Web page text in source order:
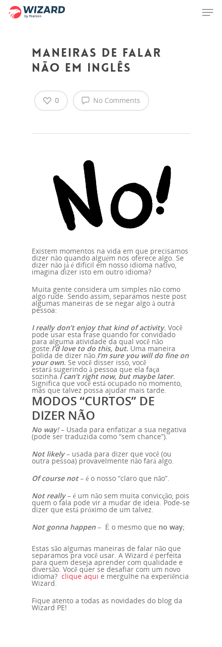
Hit enter to search or ESC to close
Maneiras de falar
não em inglês
No Comments
0
Existem momentos na vida em que precisamos
dizer não quando alguém nos oferece algo. Se
dizer não já é difícil em nosso idioma nativo,
imagina dizer isto em outro idioma?
Muita gente considera um simples não como
algo rude. Sendo assim, separamos neste post
algumas maneiras de se negar algo à outra
pessoa:
I really don’t enjoy that kind of activity. Você
pode usar esta frase quando for convidado
para alguma atividade da qual você não
goste.I’d love to do this, but. Uma maneira
polida de dizer não.I’m sure you will do fine on
your own. Se você disser isso, você
estará sugerindo à pessoa que ela faça
sozinha.I can’t right now, but maybe later.
Significa que você está ocupado no momento,
mas que talvez possa ajudar mais tarde.
MODOS “CURTOS” DE
DIZER NÃO
No way!– Usada para enfatizar a sua negativa
(pode ser traduzida como “sem chance”).
Not likely– usada para dizer que você (ou
outra pessoa) provavelmente não fará algo.
Of course not– é o nosso “claro que não”.
Not really– é um não sem muita convicção, pois
quem o fala pode vir a mudar de ideia. Pode-se
dizer que está próximo de um talvez.
Not gonna happen – É o mesmo que no way;
Estas são algumas maneiras de falar não que
separamos pra você usar. A Wizard é perfeita
para quem deseja aprender com qualidade e
diversão. Você quer se desafiar com um novo
idioma? clique aqui e mergulhe na experiência
Wizard.
Fique atento a todas as novidades do blog da
Wizard PE!
Home
Nossa
Contato
Unidades
Blog